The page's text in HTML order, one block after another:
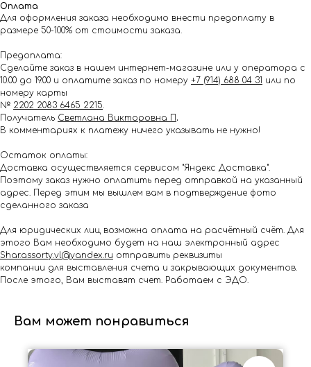
Оплата
Для оформления заказа необходимо внести предоплату в
размере 50-100% от стоимости заказа.
Предоплата:
Сделайте заказ в нашем интернет-магазине или у оператора с
10.00 до 19.00 и оплатите заказ по номеру +7 (914) 688 04 31 или по
номеру карты
№ 2202 2083 6465 2215.
Получатель Светлана Викторовна П .
В комментариях к платежу ничего указывать не нужно!
Остаток оплаты:
Доставка осуществляется сервисом "Яндекс Доставка".
Поэтому заказ нужно оплатить перед отправкой на указанный
адрес. Перед этим мы вышлем вам в подтверждение фото
сделанного заказа
Для юридических лиц возможна оплата на расчётный счёт. Для
этого Вам необходимо будет на наш электронный адрес
Shar.assorty.vl@yandex.ru отправить реквизиты
компании для выставления счета и закрывающих документов.
После этого, Вам выставят счет. Работаем с ЭДО.
Вам может понравиться